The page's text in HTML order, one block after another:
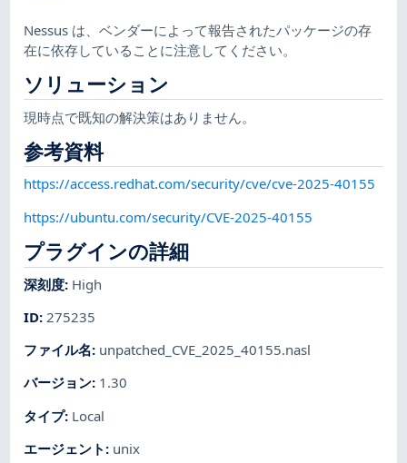
Nessus は、ベンダーによって報告されたパッケージの存
在に依存していることに注意してください。
ソリューション
現時点で既知の解決策はありません。
参考資料
https://access.redhat.com/security/cve/cve-2025-40155
https://ubuntu.com/security/CVE-2025-40155
プラグインの詳細
深刻度: High
ID: 275235
ファイル名: unpatched_CVE_2025_40155.nasl
バージョン: 1.30
タイプ: Local
エージェント : unix